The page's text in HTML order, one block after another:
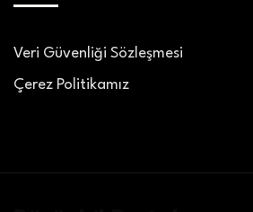
Veri Güvenliği Sözleşmesi
Çerez Politikamız